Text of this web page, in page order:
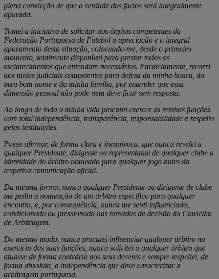
plena convicção de que a verdade dos factos será integralmente
apurada.
Tomei a iniciativa de solicitar aos órgãos competentes da
Federação Portuguesa de Futebol a apreciação e o integral
apuramento desta situação, colocando-me, desde o primeiro
momento, totalmente disponível para prestar todos os
esclarecimentos que entendam necessários. Paralelamente, recorri
aos meios judiciais competentes para defesa da minha honra, do
meu bom nome e da minha família, por entender que essa
dimensão pessoal não pode nem deve ficar sem resposta.
Ao longo de toda a minha vida procurei exercer as minhas funções
com total independência, transparência, responsabilidade e respeito
pelas instituições.
Posso afirmar, de forma clara e inequívoca, que nunca revelei a
qualquer Presidente, dirigente ou representante de qualquer clube a
identidade do árbitro nomeado para qualquer jogo antes da
respetiva comunicação oficial.
Da mesma forma, nunca qualquer Presidente ou dirigente de clube
me pediu a nomeação de um árbitro específico para qualquer
encontro, e, por consequência, nunca me senti influenciado,
condicionado ou pressionado nas tomadas de decisão do Conselho
de Arbitragem.
Do mesmo modo, nunca procurei influenciar qualquer árbitro no
exercício das suas funções, nunca solicitei a qualquer árbitro que
atuasse de forma contrária aos seus deveres e sempre respeitei, de
forma absoluta, a independência que deve caracterizar a
arbitragem portuguesa.